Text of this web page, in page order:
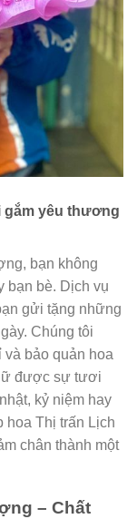
yêu thương
bạn không
bạn bè. Dịch vụ
gửi tặng những
Chúng tôi
bảo quản hoa
được sự tươi
kỷ niệm hay
hoa Thị trấn Lịch
chân thành một
– Chất